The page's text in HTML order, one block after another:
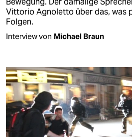
Vittorio Agnoletto über das, was
Folgen.
Interview von Michael Braun